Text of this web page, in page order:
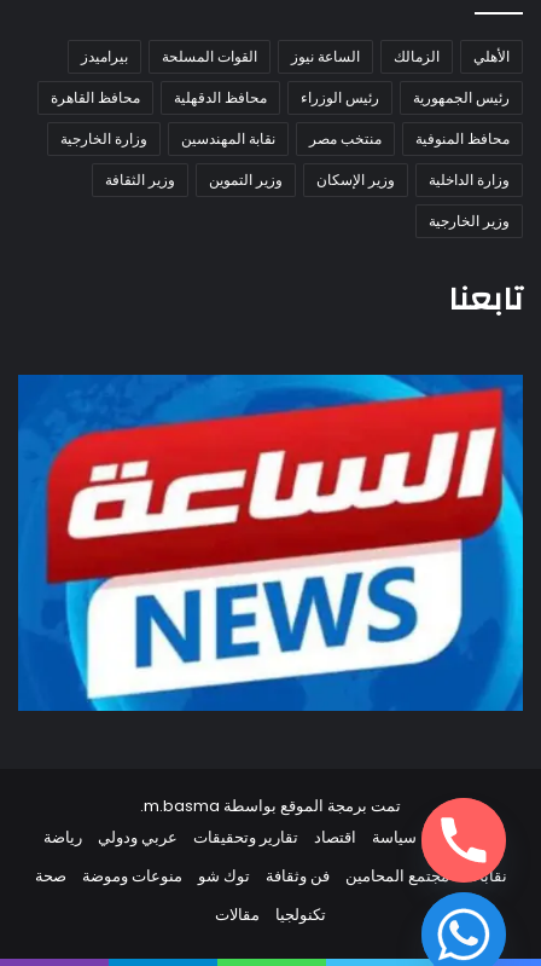
الأهلي الزمالك الساعة نيوز القوات المسلحة
بيراميدز
رئيس الجمهورية
رئيس الوزراء محافظ الدقهلية
محافظ القاهرة
محافظ المنوفية
منتخب مصر نقابة المهندسين
وزارة الخارجية
وزارة الداخلية
وزير الإسكان وزير التموين
وزير الثقافة
وزير الخارجية
تابعنا
تمت برمجة الموقع بواسطة m.basma
.
أخبار مصر
سياسة اقتصاد تقارير وتحقيقات عربي ودولي
رياضة
نقابات
مجتمع المحامين فن وثقافة توك شو منوعات وموضة
صحة
تكنولجيا
مقالات